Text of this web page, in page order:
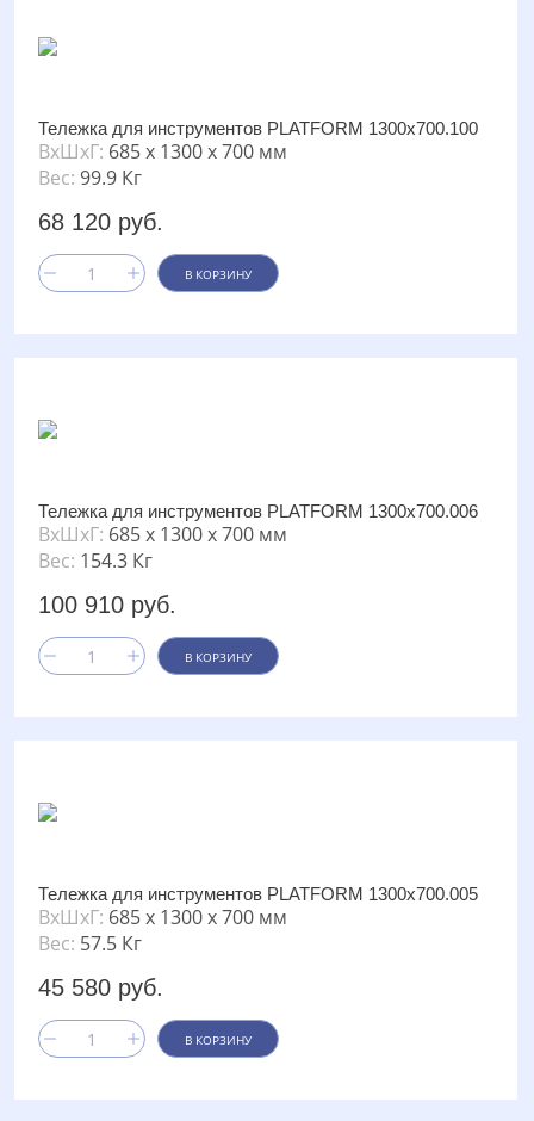
Тележка для инструментов PLATFORM 1300х700.100
ВxШxГ: 685 x 1300 x 700 мм
Вес: 99.9 Кг
68 120 руб.
В КОРЗИНУ
Тележка для инструментов PLATFORM 1300х700.006
ВxШxГ: 685 x 1300 x 700 мм
Вес: 154.3 Кг
100 910 руб.
В КОРЗИНУ
Тележка для инструментов PLATFORM 1300х700.005
ВxШxГ: 685 x 1300 x 700 мм
Вес: 57.5 Кг
45 580 руб.
В КОРЗИНУ